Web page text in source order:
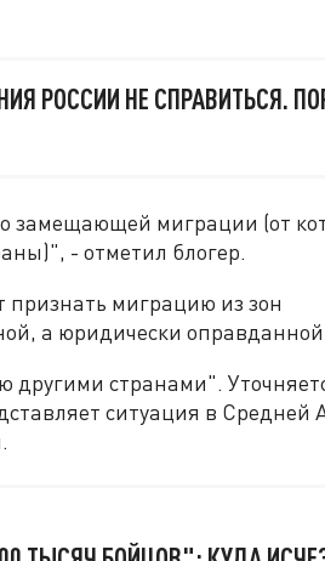
РОССИИ НЕ СПРАВИТЬСЯ.
замещающей миграции (от
- отметил блогер.
признать миграцию из зон
а юридически
другими странами".
ситуация в Средней